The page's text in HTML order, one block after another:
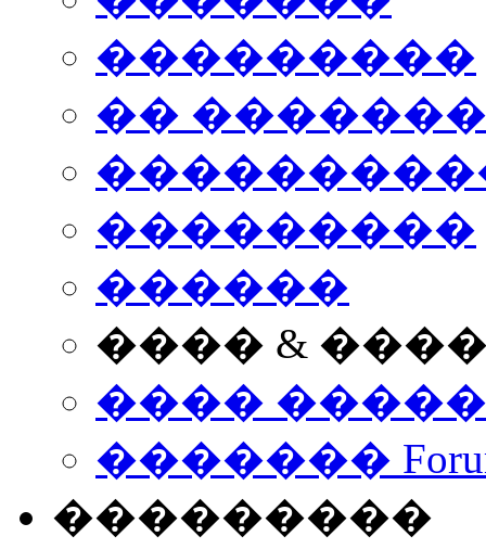
���������
��
���������
������
���� &
����
�������
���������